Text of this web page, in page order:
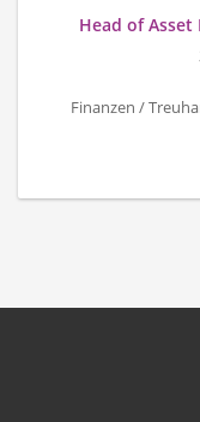
Head of Asset
Finanzen /